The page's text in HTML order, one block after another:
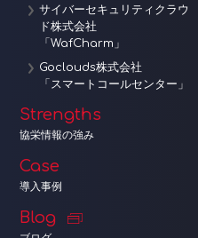
サイバーセキュリティクラウ
ド株式会社
「WafCharm」
Goclouds株式会社
「スマートコールセンター」
Strengths
協栄情報の強み
Case
導入事例
Blog